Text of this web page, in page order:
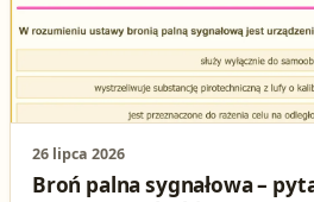
26 lipca 2026
Broń palna sygnałowa –